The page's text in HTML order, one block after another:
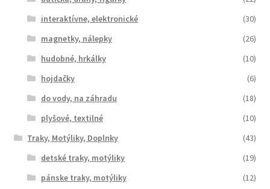
interaktívne, elektronické
(30)
magnetky, nálepky
(26)
hudobné, hrkálky
(10)
hojdačky
(6)
do vody, na záhradu
(18)
plyšové, textilné
(10)
Traky, Motýliky, Doplnky
(43)
detské traky, motýliky
(19)
pánske traky, motýliky
(12)